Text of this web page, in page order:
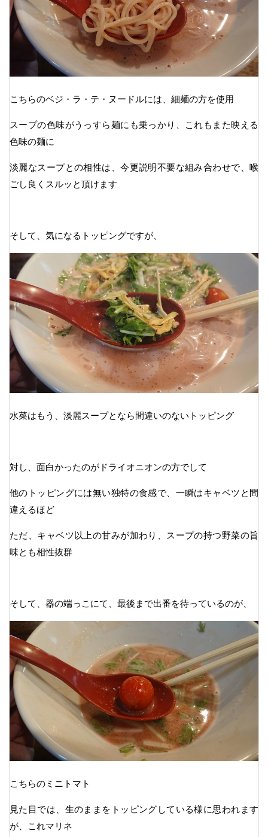
こちらのベジ・ラ・テ・ヌードルには、細麺の方を使用
スープの色味がうっすら麺にも乗っかり、これもまた映える
色味の麺に
淡麗なスープとの相性は、今更説明不要な組み合わせで、喉
ごし良くスルッと頂けます
そして、気になるトッピングですが、
水菜はもう、淡麗スープとなら間違いのないトッピング
対し、面白かったのがドライオニオンの方でして
他のトッピングには無い独特の食感で、一瞬はキャベツと間
違えるほど
ただ、キャベツ以上の甘みが加わり、スープの持つ野菜の旨
味とも相性抜群
そして、器の端っこにて、最後まで出番を待っているのが、
こちらのミニトマト
見た目では、生のままをトッピングしている様に思われます
が、これマリネ